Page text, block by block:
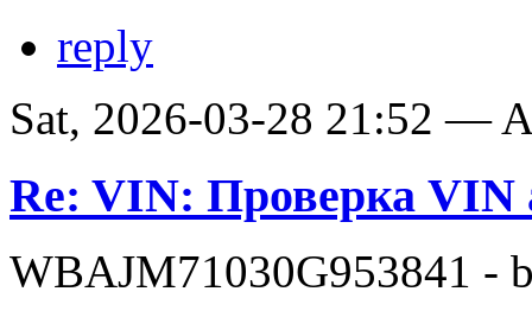
reply
Sat, 2026-03-28 21:52 —
Re: VIN: Проверка VIN
WBAJM71030G953841 -